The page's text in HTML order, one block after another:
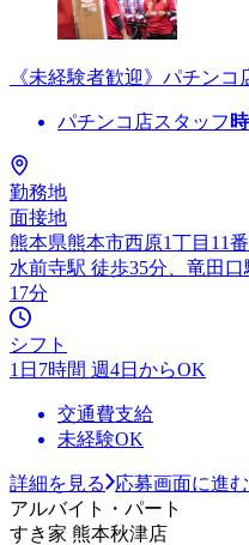
《未経験者歓迎》パチン
パチンコ店スタッフ
勤務地
面接地
熊本県熊本市西原1丁目11
水前寺駅 徒歩35分、竜田
17分
シフト
1日7時間 週4日からOK
交通費支給
未経験OK
詳細を見る
応募画面に進む
アルバイト・パート
すき家 熊本秋津店